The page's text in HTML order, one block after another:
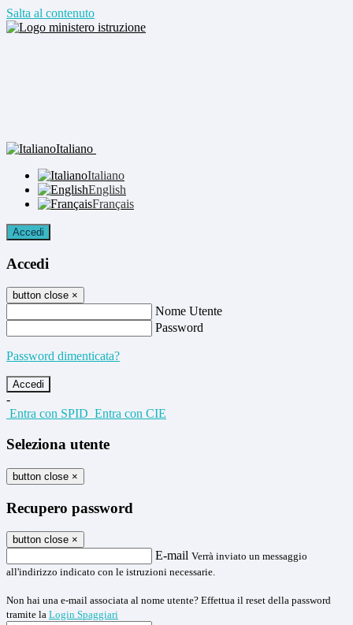
Salta al contenuto
Italiano
Italiano
English
Français
Accedi
Accedi
button close ×
Nome Utente
Password
Password dimenticata?
-
Entra con SPID Entra con CIE
Seleziona utente
button close ×
Recupero password
button close ×
E-mail Verrà inviato un messaggio
all'indirizzo indicato con le istruzioni necessarie.
Non hai una e-mail associata al nome utente? Effettua il reset della password
tramite la Login Spaggiari